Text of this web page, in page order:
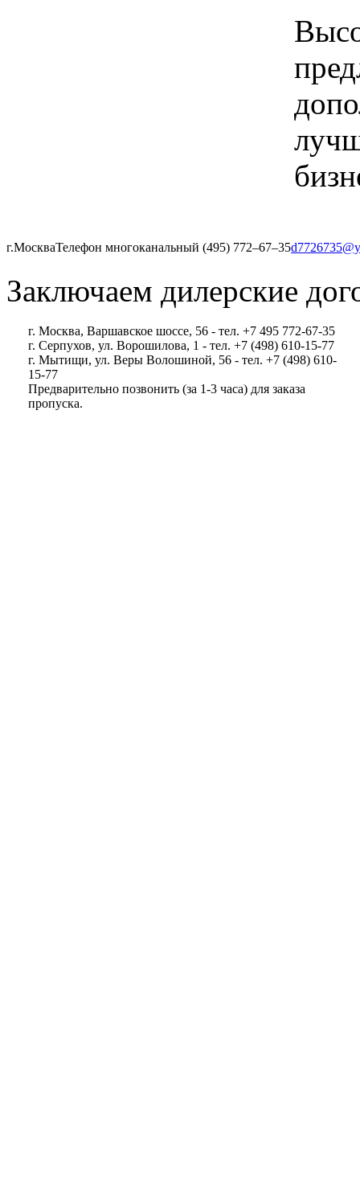
г.МоскваТелефон многоканальный (495) 772‒67‒35
Заключаем дилерские
г. Москва, Варшавское шоссе, 56 - тел. +7 495 772-67-35
г. Серпухов, ул. Ворошилова, 1 - тел. +7 (498) 610-15-77
г. Мытищи, ул. Веры Волошиной, 56 - тел. +7 (498) 610-
15-77
Предварительно позвонить (за 1-3 часа) для заказа
пропуска.